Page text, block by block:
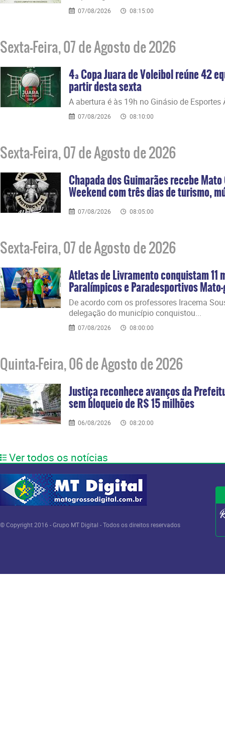
07/08/2026 08:15:00
Sexta-Feira, 07 de Agosto de 2026
4ª Copa Juara de Voleibol reúne 42
partir desta sexta
​A abertura é às 19h no Ginásio de Esportes
07/08/2026 08:10:00
Sexta-Feira, 07 de Agosto de 2026
Chapada dos Guimarães recebe
Weekend com três dias de turismo,
07/08/2026 08:05:00
Sexta-Feira, 07 de Agosto de 2026
Atletas de Livramento conquistam 11
Paralímpicos e Paradesportivos
​De acordo com os professores Iracema
delegação do município conquistou...
07/08/2026 08:00:00
Quinta-Feira, 06 de Agosto de 2026
Justiça reconhece avanços da
sem bloqueio de R$ 15 milhões
06/08/2026 08:20:00
Ver todos os notícias
© Copyright 2016 - Grupo MT Digital - Todos os direitos reservados